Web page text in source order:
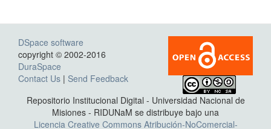
DSpace software
copyright © 2002-2016
DuraSpace
Contact Us | Send Feedback
Repositorio Institucional Digital - Universidad Nacional de
Misiones - RIDUNaM se distribuye bajo una
Licencia Creative Commons Atribución-NoComercial-